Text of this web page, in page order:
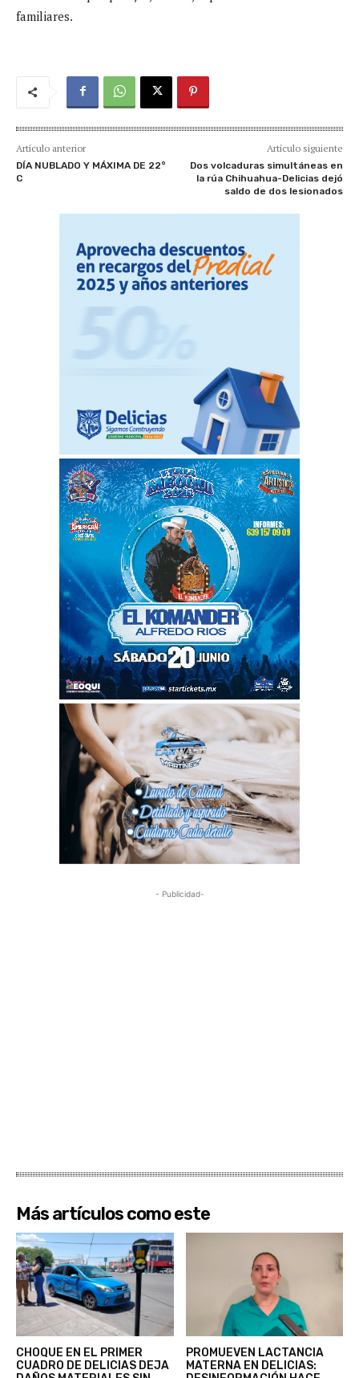
familiares.
Artículo anterior
DÍA NUBLADO Y MÁXIMA DE 22°
C
Artículo siguiente
Dos volcaduras simultáneas en
la rúa Chihuahua-Delicias dejó
saldo de dos lesionados
- Publicidad-
Más artículos como este
CHOQUE EN EL PRIMER
CUADRO DE DELICIAS DEJA
PROMUEVEN LACTANCIA
MATERNA EN DELICIAS: